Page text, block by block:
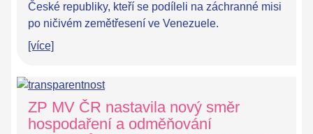
České republiky, kteří se podíleli na záchranné misi
po ničivém zemětřesení ve Venezuele.
[více]
ZP MV ČR nastavila nový směr
hospodaření a odměňování